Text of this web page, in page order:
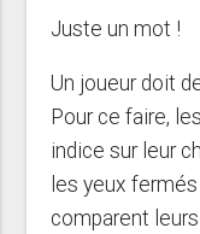
Juste un mot !
Un joueur doit
Pour ce faire,
indice sur leur
les yeux
comparent